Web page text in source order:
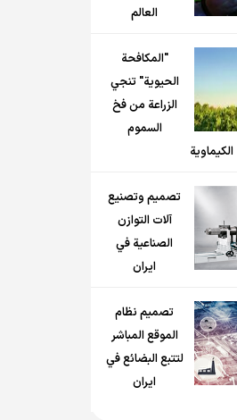
العالم
"المكافحة
الحيوية" تنجي
الزراعة من فخ
السموم
الكيماوية
تصميم وتصنيع
آلات التوازن
الصناعية في
ايران
تصميم نظام
الموقع المباشر
لتتبع البضائع في
ايران